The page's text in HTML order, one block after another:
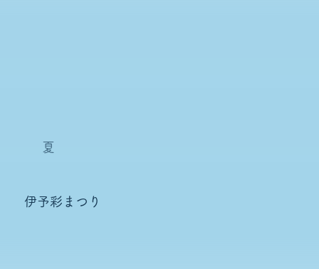
夏
伊予彩まつり